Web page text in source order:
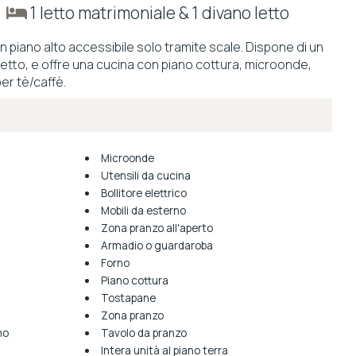
1 letto matrimoniale & 1 divano letto
piano alto accessibile solo tramite scale. Dispone di un
e offre una cucina con piano cottura, microonde,
tè/caffè.
Microonde
Utensili da cucina
Bollitore elettrico
Mobili da esterno
Zona pranzo all'aperto
Armadio o guardaroba
Forno
Piano cottura
Tostapane
Zona pranzo
Tavolo da pranzo
Intera unità al piano terra